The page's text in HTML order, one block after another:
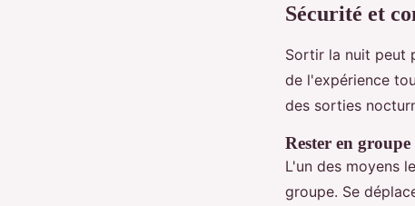
Sécurité et
Sortir la nuit peut
de l'expérience
des sorties
Rester en groupe
L'un des moyens
groupe. Se